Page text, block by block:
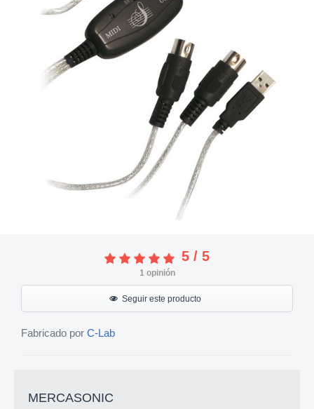
5 / 5
1opinión
Seguir este producto
Fabricado por C-Lab
MERCASONIC